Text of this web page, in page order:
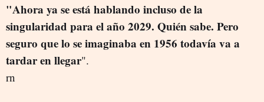
"Ahora ya se está hablando incluso de la
singularidad para el año 2029. Quién sabe. Pero
seguro que lo se imaginaba en 1956 todavía va a
tardar en llegar".
rn